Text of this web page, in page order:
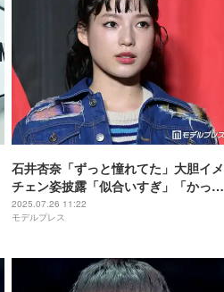
石井杏奈「ずっと憧れてた」大胆イメ
チェン姿披露「似合いすぎ」「かっこ
よくて可愛い」と話題
2025.07.26 11:22
モデルプレス